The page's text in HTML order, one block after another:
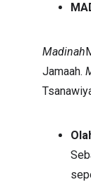
Madinah
Jamaah.